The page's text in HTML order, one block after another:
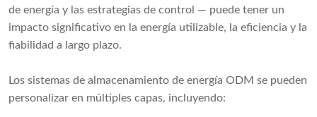
de energía y las estrategias de control — puede tener un
impacto significativo en la energía utilizable, la eficiencia y la
fiabilidad a largo plazo.
Los sistemas de almacenamiento de energía ODM se pueden
personalizar en múltiples capas, incluyendo: